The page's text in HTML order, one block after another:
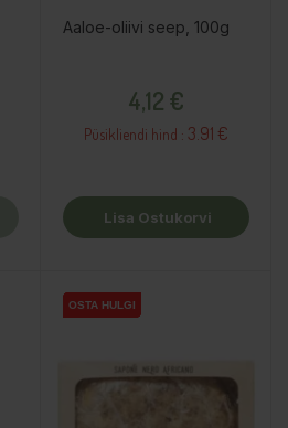
Aaloe-oliivi seep, 100g
4,12 €
Püsikliendi hind : 3.91 €
Lisa Ostukorvi
OSTA HULGI
OSTA HULGI
OSTA HULGI
OSTA HULGI
OSTA HULGI